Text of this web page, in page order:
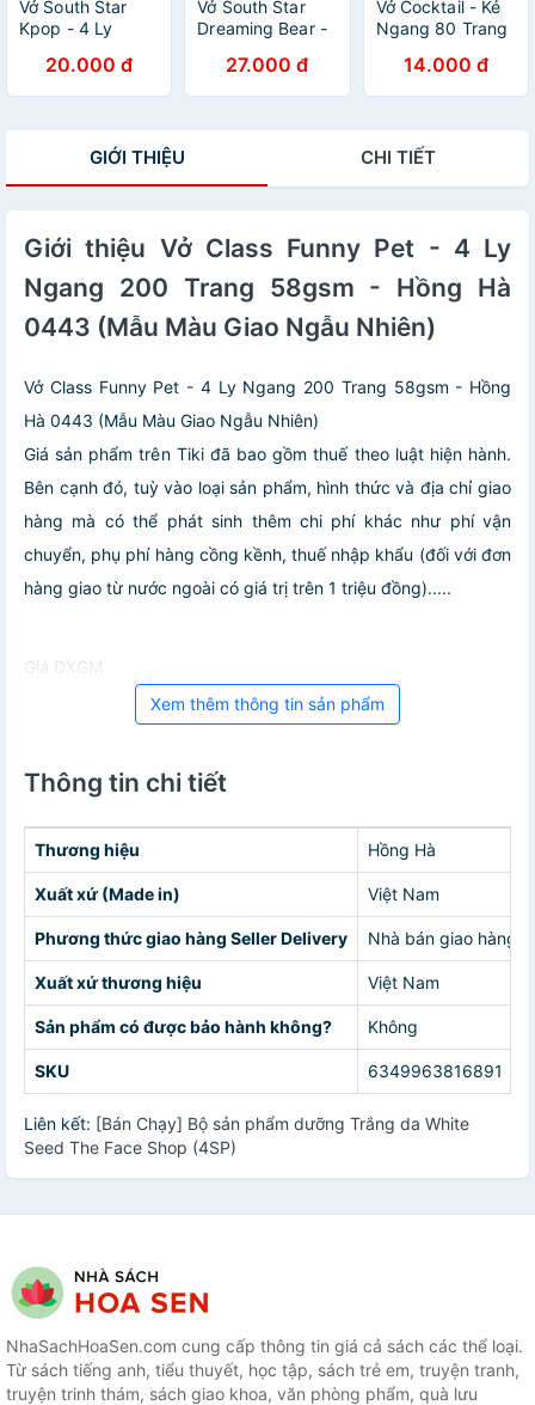
Vở South Star
Kpop - 4 Ly
Trang ĐL
58g/m2 - Hồng
20.000 đ
Vở South Star
Dreaming Bear -
Trang ĐL 70g/m2
- Hồng Hà 0749
27.000 đ
Vở Cocktail - Kẻ
Ngang 80 Trang
Hồng Hà (Mẫu
Màu Giao Ngẫu
14.000 đ
GIỚI THIỆU CHI TIẾT
Giới thiệu Vở Class Funny Pet - 4 Ly
Ngang 200 Trang 58gsm - Hồng Hà
0443 (Mẫu Màu Giao Ngẫu Nhiên)
Vở Class Funny Pet - 4 Ly Ngang 200 Trang 58gsm - Hồng
Hà 0443 (Mẫu Màu Giao Ngẫu Nhiên)
Giá sản phẩm trên Tiki đã bao gồm thuế theo luật hiện hành.
Bên cạnh đó, tuỳ vào loại sản phẩm, hình thức và địa chỉ giao
hàng mà có thể phát sinh thêm chi phí khác như phí vận
chuyển, phụ phí hàng cồng kềnh, thuế nhập khẩu (đối với đơn
hàng giao từ nước ngoài có giá trị trên 1 triệu đồng).....
Giá DXGM
Xem thêm thông tin sản phẩm
Thông tin chi tiết
Thương hiệu Hồng Hà
Xuất xứ (Made in) Việt Nam
Phương thức giao hàng Seller Delivery Nhà bán giao hàng
Xuất xứ thương hiệu Việt Nam
Sản phẩm có được bảo hành không? Không
SKU 6349963816891
Liên kết: [Bán Chạy] Bộ sản phẩm dưỡng Trắng da White
Seed The Face Shop (4SP)
NhaSachHoaSen.com cung cấp thông tin giá cả sách các thể loại.
Từ sách tiếng anh, tiểu thuyết, học tập, sách trẻ em, truyện tranh,
truyện trinh thám, sách giao khoa, văn phòng phẩm, quà lưu